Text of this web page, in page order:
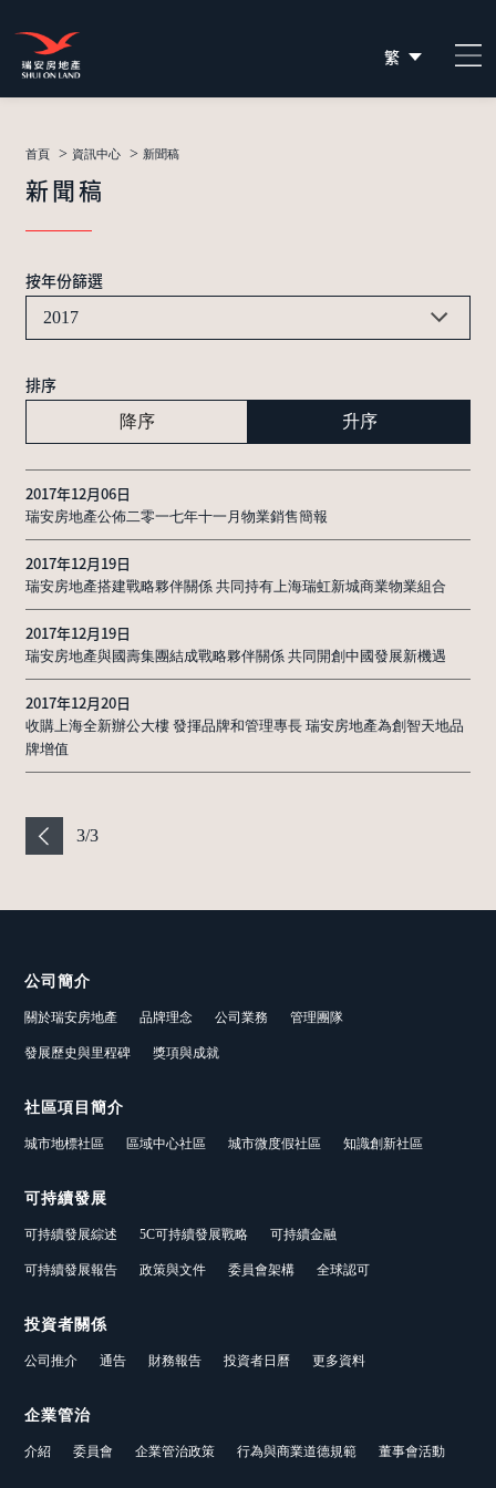
繁
简
首頁 > 資訊中心 > 新聞稿
新聞稿
按年份篩選
2017
排序
降序 升序
2017年12月06日
瑞安房地產公佈二零一七年十一月物業銷售簡報
2017年12月19日
瑞安房地產搭建戰略夥伴關係 共同持有上海瑞虹新城商業物業組合
2017年12月19日
瑞安房地產與國壽集團結成戰略夥伴關係 共同開創中國發展新機遇
2017年12月20日
收購上海全新辦公大樓 發揮品牌和管理專長 瑞安房地產為創智天地品
牌增值
3/3
公司簡介
關於瑞安房地產 品牌理念 公司業務 管理團隊
發展歷史與里程碑 獎項與成就
社區項目簡介
城市地標社區 區域中心社區 城市微度假社區 知識創新社區
可持續發展
可持續發展綜述 5C可持續發展戰略 可持續金融
可持續發展報告 政策與文件 委員會架構 全球認可
投資者關係
公司推介 通告 財務報告 投資者日曆 更多資料
企業管治
介紹 委員會 企業管治政策 行為與商業道德規範 董事會活動